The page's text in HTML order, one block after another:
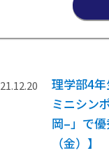
理学部4
ミニシン
岡–」で
（金）】